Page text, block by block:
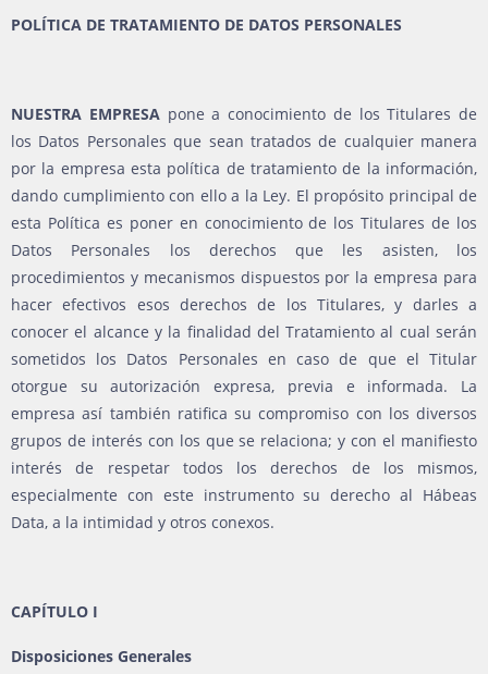
POLÍTICA DE TRATAMIENTO DE DATOS PERSONALES
NUESTRA EMPRESApone a conocimiento de los Titulares de
los Datos Personales que sean tratados de cualquier manera
por la empresa esta política de tratamiento de la información,
dando cumplimiento con ello a la Ley. El propósito principal de
esta Política es poner en conocimiento de los Titulares de los
Datos Personales los derechos que les asisten, los
procedimientos y mecanismos dispuestos por la empresa para
hacer efectivos esos derechos de los Titulares, y darles a
conocer el alcance y la finalidad del Tratamiento al cual serán
sometidos los Datos Personales en caso de que el Titular
otorgue su autorización expresa, previa e informada. La
empresa así también ratifica su compromiso con los diversos
grupos de interés con los que se relaciona; y con el manifiesto
interés de respetar todos los derechos de los mismos,
especialmente con este instrumento su derecho al Hábeas
Data, a la intimidad y otros conexos.
CAPÍTULO I
Disposiciones Generales